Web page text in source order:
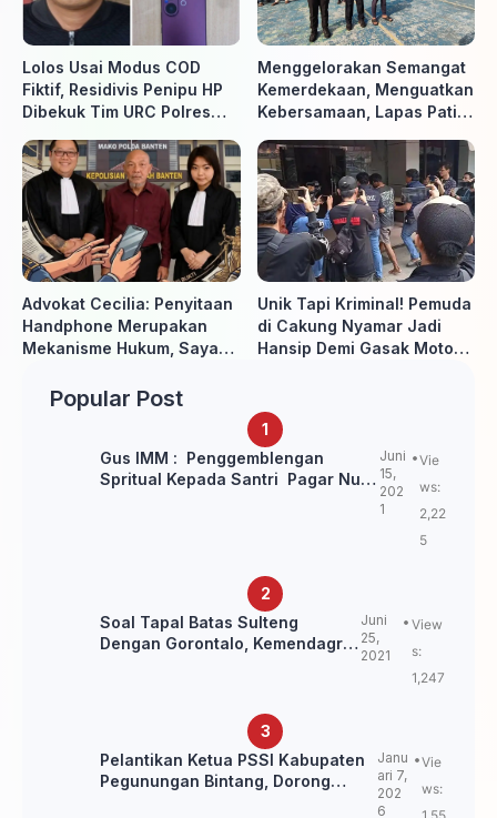
Lolos Usai Modus COD
Fiktif, Residivis Penipu HP
Dibekuk Tim URC Polres
Menggelorakan Semangat
Kemerdekaan, Menguatkan
Kebersamaan, Lapas Pati
ke-81 RI, Warga Binaan
Antusias Ikuti Berbagai
Perlombaan
Advokat Cecilia: Penyitaan
Handphone Merupakan
Mekanisme Hukum, Saya
Diminta Penyidik dan Tidak
perlu takut
Unik Tapi Kriminal! Pemuda
di Cakung Nyamar Jadi
Hansip Demi Gasak Motor
Popular Post
Gus IMM : Penggemblengan
Spritual Kepada Santri Pagar Nusa
Juni
15,
202
1
Vie
ws:
2,22
5
Soal Tapal Batas Sulteng
Dengan Gorontalo, Kemendagri:
Juni
25,
2021
View
s:
1,247
Pelantikan Ketua PSSI Kabupaten
Pegunungan Bintang, Dorong
Janu
ari 7,
202
6
Vie
ws: